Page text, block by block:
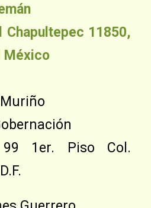
Chapultepec 11850,
México
1er. Piso Col.